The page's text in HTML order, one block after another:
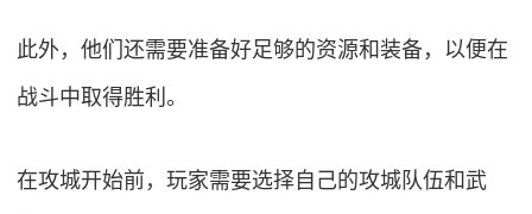
此外，他们还需要准备好足够的资源和装备，以便在
战斗中取得胜利。
在攻城开始前，玩家需要选择自己的攻城队伍和武